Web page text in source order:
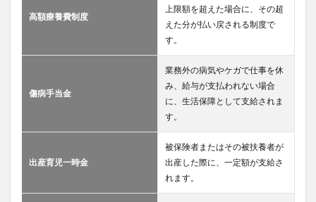
高額療養費制度
上限額を超えた場合に、その超
えた分が払い戻される制度で
す。
傷病手当金
業務外の病気やケガで仕事を休
み、給与が支払われない場合
に、生活保障として支給されま
す。
出産育児一時金
被保険者またはその被扶養者が
出産した際に、一定額が支給さ
れます。